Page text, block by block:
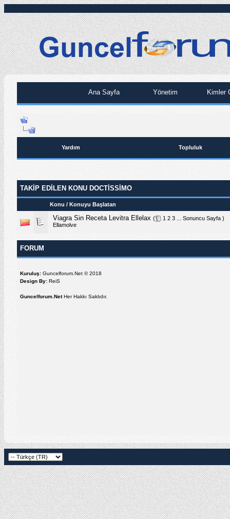
Ana Sayfa Yönetim Kimler
Yardım Topluluk
TAKIP EDILEN KONU DOCTISSIMO
Konu / Konuyu Başlatan
Viagra Sin Receta Levitra Ellelax ( 1 2 3 Sonuncu Sayfa )
Ellamolve
FORUM
Kuruluş: Guncelforum.Net © 2018
Design By: ReiS
Guncelforum.NetHer Hakkı Saklıdır.